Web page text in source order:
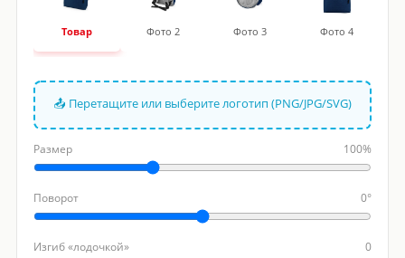
Товар Фото 2 Фото 3 Фото 4
📤 Перетащите или выберите логотип (PNG/JPG/SVG)
Размер 100%
Поворот 0°
Изгиб «лодочкой» 0